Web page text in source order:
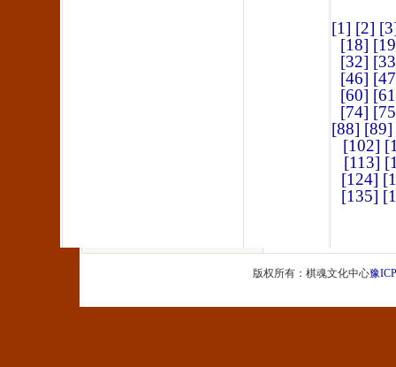
[1] [2]
[18]
[32]
[46]
[60]
[74]
[88] [89]
[102]
[113]
[124]
[135]
版权所有：棋魂文化中心豫